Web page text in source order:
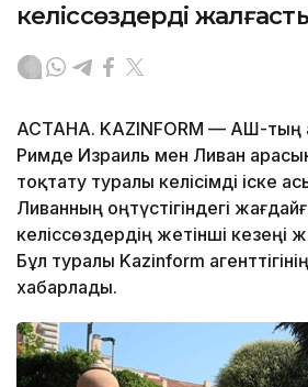
келіссөздерді
АСТАНА. KAZINFORM — АҚШ-тың
Римде Израиль мен Ливан
тоқтату туралы келісімді іске
Ливанның оңтүстігіндегі
келіссөздердің жетінші кезеңі
Бұл туралы Kazinform агенттігінің
хабарлады.